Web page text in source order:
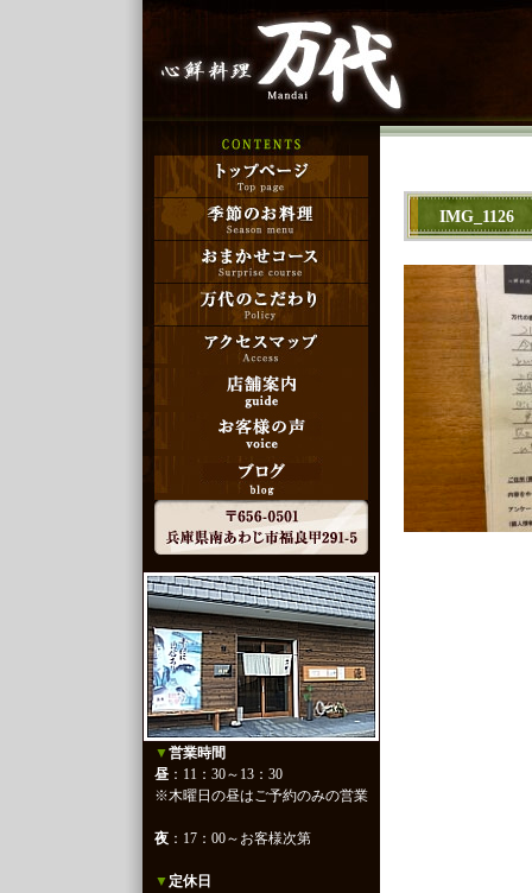
▼営業時間
昼 ：11：30～13：30
※木曜日の昼はご予約のみの営業
夜 ：17：00～お客様次第
▼ 定休日
IMG_1126